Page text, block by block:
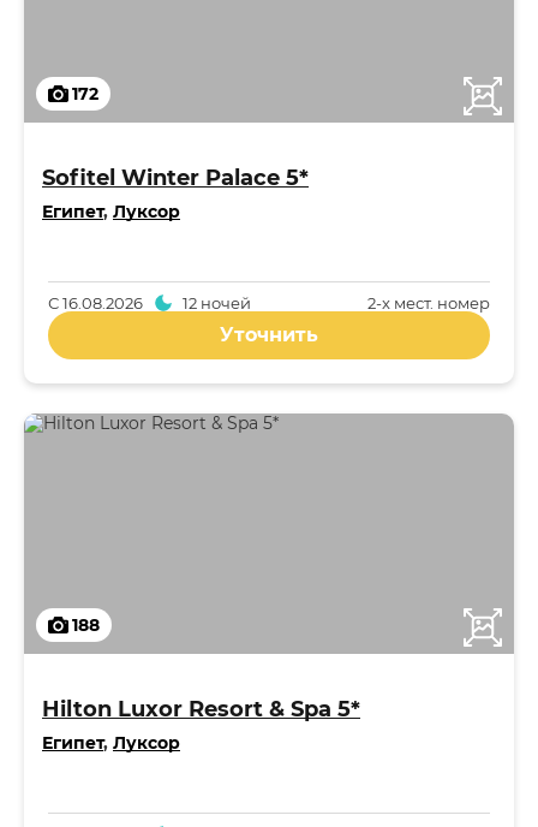
172
Sofitel Winter Palace 5*
Египет, Луксор
2-x мест. номер
С16.08.2026 12 ночей
Уточнить
188
Hilton Luxor Resort & Spa 5*
Египет, Луксор